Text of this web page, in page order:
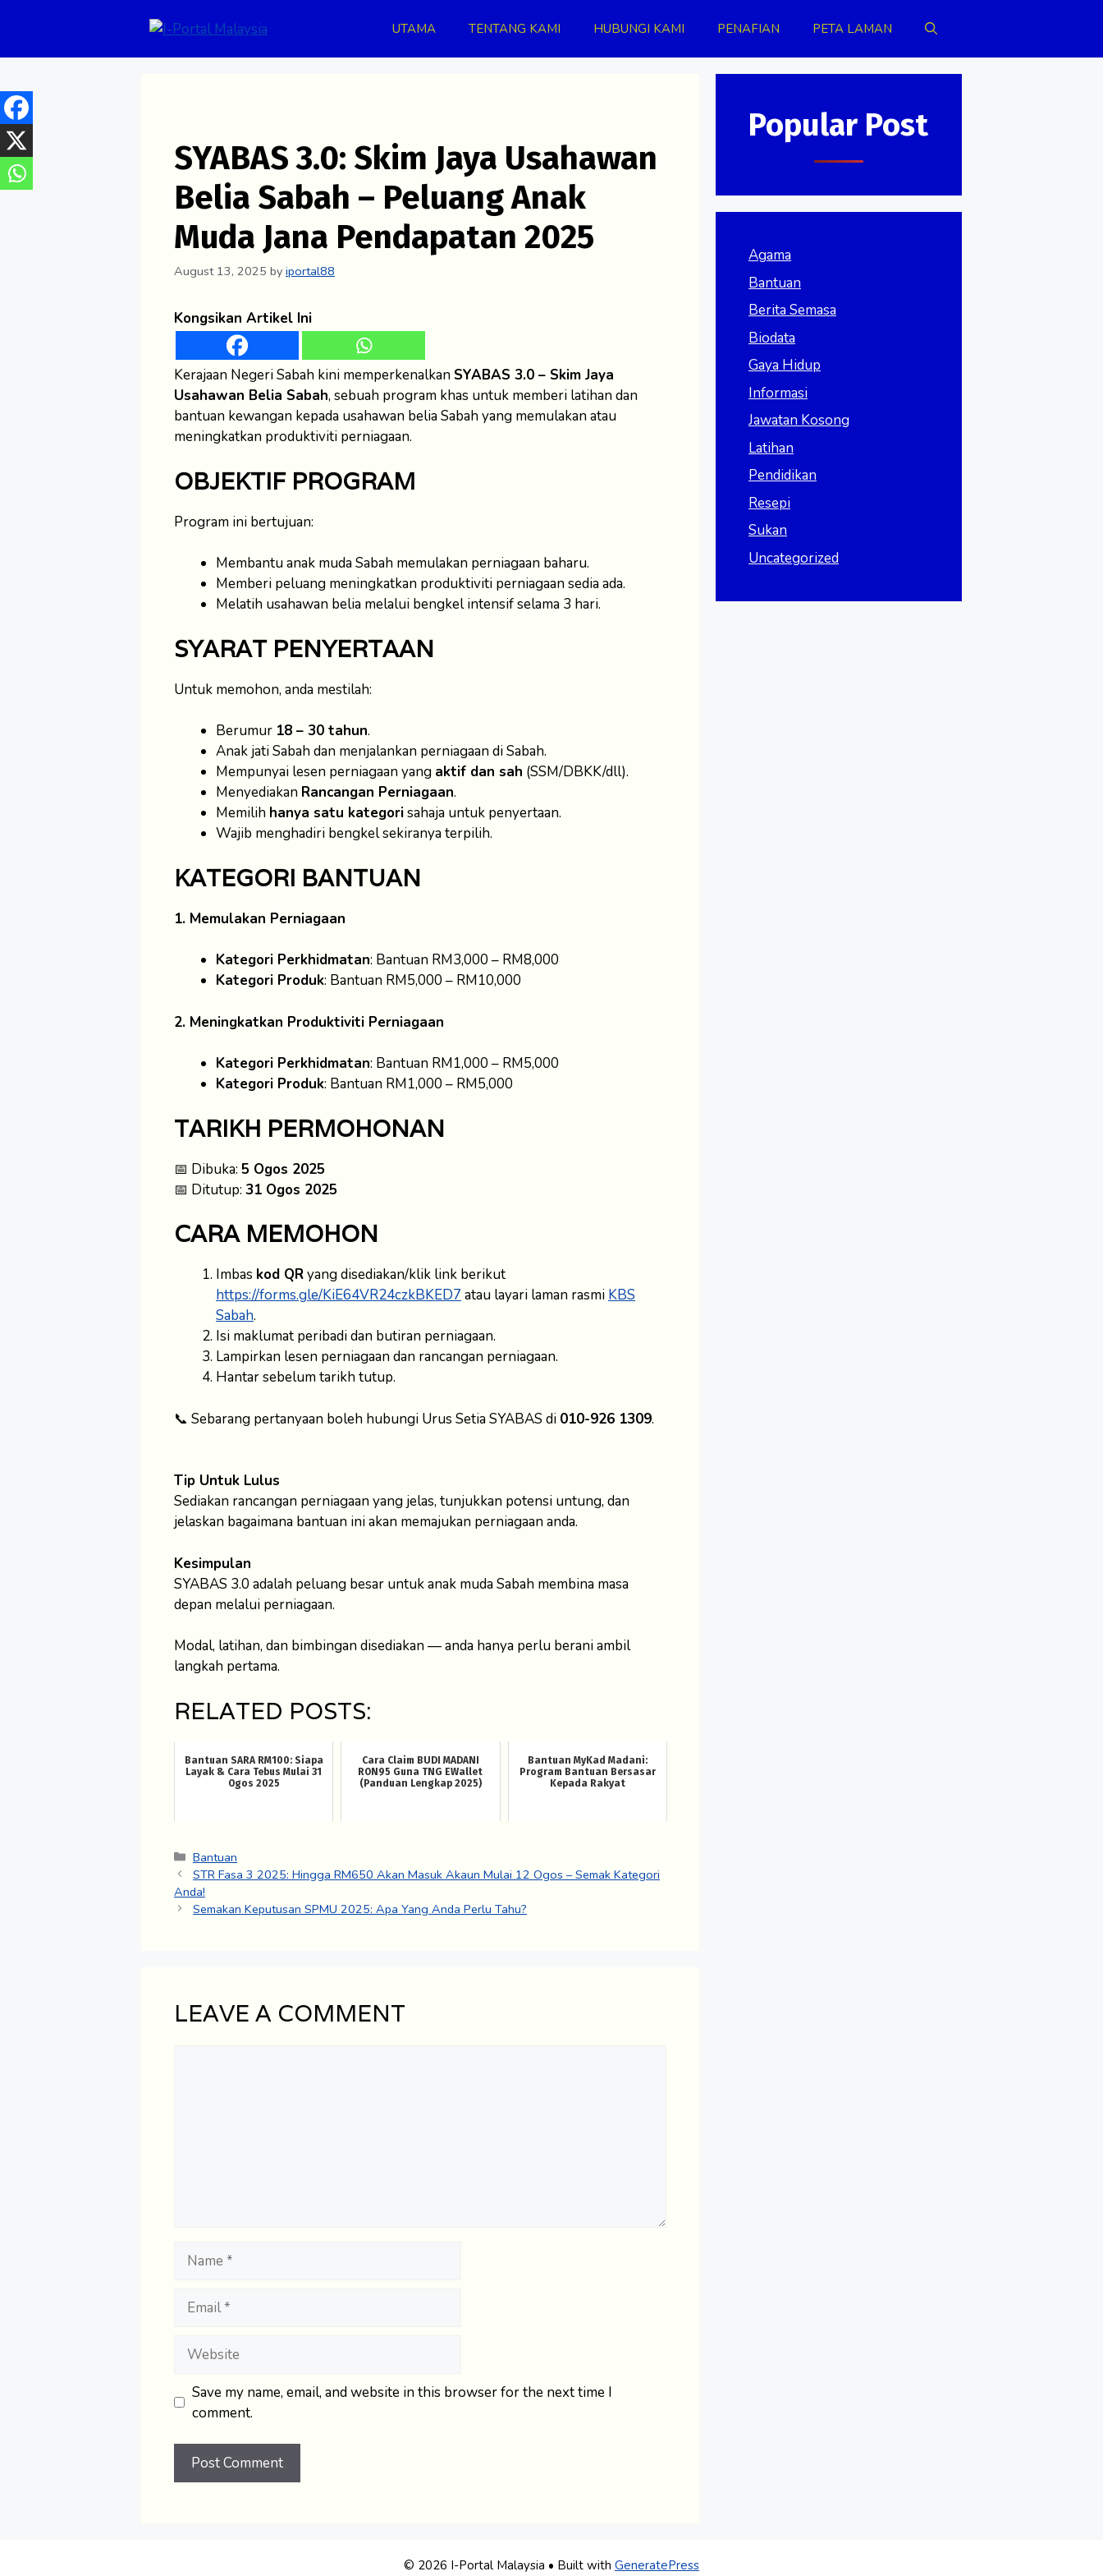
UTAMA TENTANG KAMI HUBUNGI KAMI PENAFIAN PETA LAMAN
SYABAS 3.0: Skim Jaya Usahawan
Belia Sabah – Peluang Anak
Muda Jana Pendapatan 2025
August 13, 2025 by iportal88
Kongsikan Artikel Ini
Kerajaan Negeri Sabah kini memperkenalkan SYABAS 3.0 – Skim Jaya
Usahawan Belia Sabah, sebuah program khas untuk memberi latihan dan
bantuan kewangan kepada usahawan belia Sabah yang memulakan atau
meningkatkan produktiviti perniagaan.
OBJEKTIF PROGRAM
Program ini bertujuan:
Membantu anak muda Sabah memulakan perniagaan baharu.
Memberi peluang meningkatkan produktiviti perniagaan sedia ada.
Melatih usahawan belia melalui bengkel intensif selama 3 hari.
SYARAT PENYERTAAN
Untuk memohon, anda mestilah:
Berumur 18 – 30 tahun.
Anak jati Sabah dan menjalankan perniagaan di Sabah.
Mempunyai lesen perniagaan yang aktif dan sah (SSM/DBKK/dll).
Menyediakan Rancangan Perniagaan.
Memilih hanya satu kategorisahaja untuk penyertaan.
Wajib menghadiri bengkel sekiranya terpilih.
KATEGORI BANTUAN
1. Memulakan Perniagaan
Kategori Perkhidmatan: Bantuan RM3,000 – RM8,000
Kategori Produk: Bantuan RM5,000 – RM10,000
2. Meningkatkan Produktiviti Perniagaan
Kategori Perkhidmatan: Bantuan RM1,000 – RM5,000
Kategori Produk: Bantuan RM1,000 – RM5,000
TARIKH PERMOHONAN
📅 Dibuka: 5 Ogos 2025
📅 Ditutup: 31 Ogos 2025
CARA MEMOHON
Imbas kod QRyang disediakan/klik link berikut
https://forms.gle/KiE64VR24czkBKED7 atau layari laman rasmi KBS
Sabah.
Isi maklumat peribadi dan butiran perniagaan.
Lampirkan lesen perniagaan dan rancangan perniagaan.
Hantar sebelum tarikh tutup.
📞 Sebarang pertanyaan boleh hubungi Urus Setia SYABAS di 010-926 1309.
Tip Untuk Lulus
Sediakan rancangan perniagaan yang jelas, tunjukkan potensi untung, dan
jelaskan bagaimana bantuan ini akan memajukan perniagaan anda.
Kesimpulan
SYABAS 3.0 adalah peluang besar untuk anak muda Sabah membina masa
depan melalui perniagaan.
Modal, latihan, dan bimbingan disediakan — anda hanya perlu berani ambil
langkah pertama.
RELATED POSTS:
Bantuan SARA RM100: Siapa
Layak & Cara Tebus Mulai 31
Ogos 2025
Cara Claim BUDI MADANI
RON95 Guna TNG EWallet
(Panduan Lengkap 2025)
Bantuan MyKad Madani:
Program Bantuan Bersasar
Kepada Rakyat
Categories
Bantuan
STR Fasa 3 2025: Hingga RM650 Akan Masuk Akaun Mulai 12 Ogos – Semak Kategori
Anda!
Semakan Keputusan SPMU 2025: Apa Yang Anda Perlu Tahu?
LEAVE A COMMENT
Name
Email
Website
Save my name, email, and website in this browser for the next time I
comment.
Popular Post
Agama
Bantuan
Berita Semasa
Biodata
Gaya Hidup
Informasi
Jawatan Kosong
Latihan
Pendidikan
Resepi
Sukan
Uncategorized
© 2026 I-Portal Malaysia • Built with GeneratePress